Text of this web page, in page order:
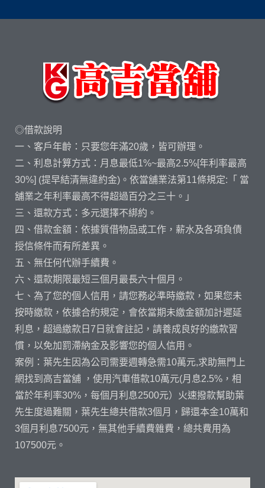
◎借款說明
一、客戶年齡：只要您年滿20歲，皆可辦理。
二、利息計算方式：月息最低1%~最高2.5%[年利率最高
30%] (提早結清無違約金)。依當舖業法第11條規定:「 當
舖業之年利率最高不得超過百分之三十。」
三、還款方式：多元選擇不綁約。
四、借款金額：依據質借物品或工作，薪水及各項負債
授信條件而有所差異。
五、無任何代辦手續費。
六、還款期限最短三個月最長六十個月。
七、為了您的個人信用，請您務必準時繳款，如果您未
按時繳款，依據合約規定，會依當期未繳金額加計遲延
利息，超過繳款日7日就會註記，請養成良好的繳款習
慣，以免加罰滯納金及影響您的個人信用。
案例：葉先生因為公司需要週轉急需10萬元,求助無門上
網找到高吉當舖 ，使用汽車借款10萬元(月息2.5%，相
當於年利率30%，每個月利息2500元）火速撥款幫助葉
先生度過難關，葉先生總共借款3個月，歸還本金10萬和
3個月利息7500元，無其他手續費雜費，總共費用為
107500元。